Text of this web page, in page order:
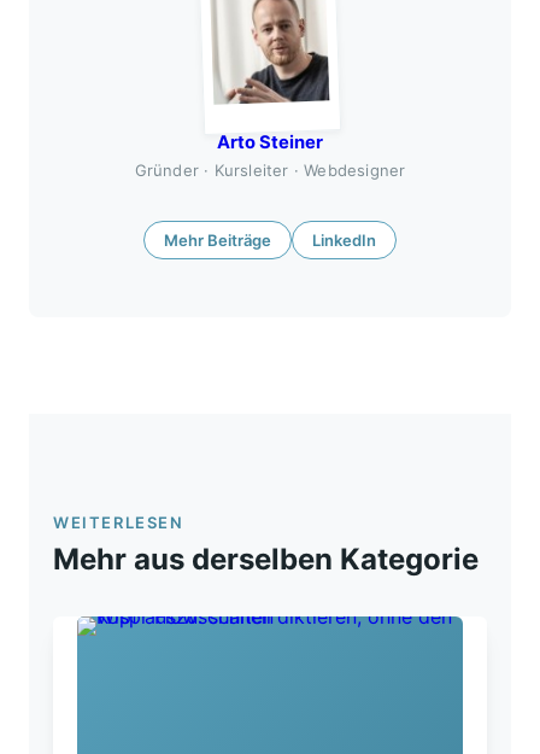
Arto Steiner
Gründer · Kursleiter · Webdesigner
Mehr Beiträge LinkedIn
WEITERLESEN
Mehr aus derselben Kategorie